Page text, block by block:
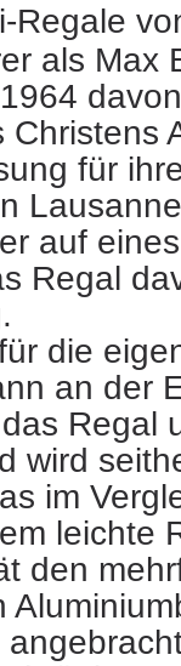
Regale
als Max
Christens
für
auf
Regal
die
an der
Regal
wird
im
leichte
den